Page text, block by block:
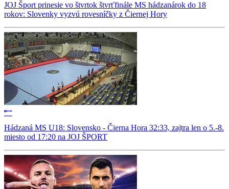
JOJ Šport prinesie vo štvrtok štvrťfinále MS hádzanárok do 18
rokov: Slovenky vyzvú rovesníčky z Čiernej Hory
Hádzaná MS U18: Slovensko - Čierna Hora 32:33, zajtra len o 5.-8.
miesto od 17:20 na JOJ ŠPORT